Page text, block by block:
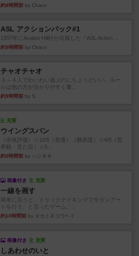
約8時間前 by Chaco
ASL アクションパック#1
1997年にAvalon Hill社が出版した『ASL Action ...
約9時間前 by Chaco
チャオチャオ
３～４人でわいわい遊ぶのにちょうどいい。ルー
ルは他の方が分かりやすく書...
約9時間前 by S
充実
ウイングスパン
（全体評価）☆10/6（普通）（難易度）☆4/5（世
界観・見た目）☆5...
約9時間前 by ハシオキ
画像付き 充実
一線を画す
簡単に言うと、トリックテイキングでモダンアー
トを行う、と言ったゲーム。...
約10時間前 by タカミネコウヘイ
画像付き 充実
しあわせのいと